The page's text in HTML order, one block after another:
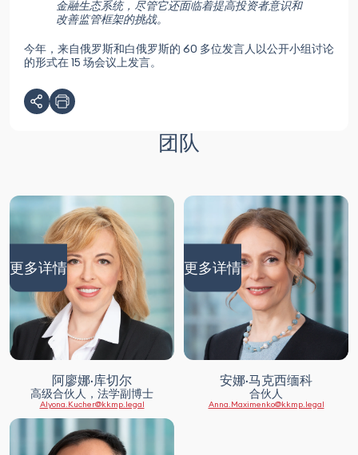
金融生态系统，尽管它还面临着提高投资者意识和
改善监管框架的挑战。
今年，来自俄罗斯和白俄罗斯的 60 多位发言人以公开小组讨论
的形式在 15 场会议上发言。
团队
更多详情
阿廖娜·库切尔
高级合伙人，法学副博士
Alyona.Kucher@kkmp.legal
更多详情
安娜·马克西缅科
合伙人
Anna.Maximenko@kkmp.legal